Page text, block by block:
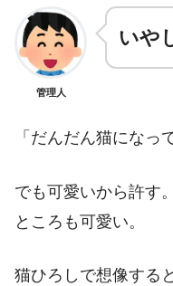
管理人
いや
「だんだん猫になっ
でも可愛いから許す
ところも可愛い。
猫ひろしで想像する